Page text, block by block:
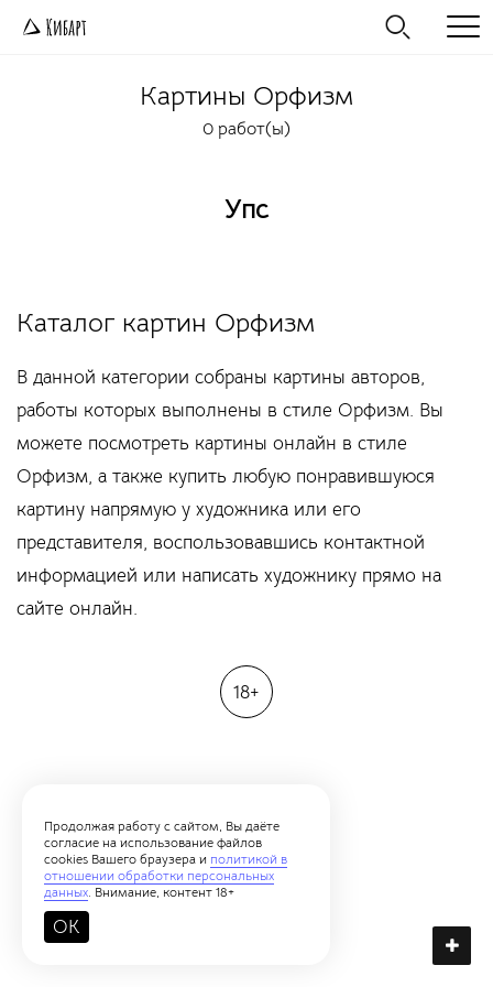
Картины Орфизм
0 работ(ы)
Упс
Каталог картин Орфизм
В данной категории собраны картины авторов,
работы которых выполнены в стиле Орфизм. Вы
можете посмотреть картины онлайн в стиле
Орфизм, а также купить любую понравившуюся
картину напрямую у художника или его
представителя, воспользовавшись контактной
информацией или написать художнику прямо на
сайте онлайн.
18+
Продолжая работу с сайтом, Вы даёте
согласие на использование файлов
cookies Вашего браузера и политикой в
отношении обработки персональных
данных. Внимание, контент 18+
OK